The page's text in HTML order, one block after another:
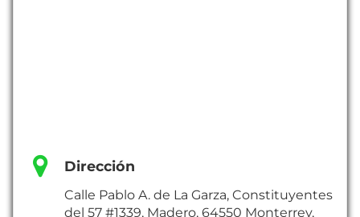
Dirección
Calle Pablo A. de La Garza, Constituyentes
del 57 #1339, Madero, 64550 Monterrey,